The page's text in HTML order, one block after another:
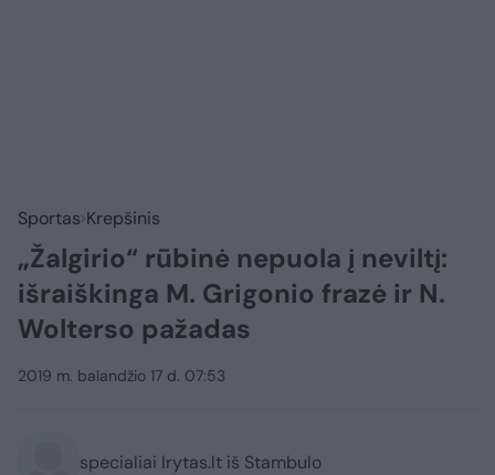
Sportas Krepšinis
„Žalgirio“ rūbinė nepuola į neviltį:
išraiškinga M. Grigonio frazė ir N.
Wolterso pažadas
2019 m. balandžio 17 d. 07:53
specialiai lrytas.lt iš Stambulo